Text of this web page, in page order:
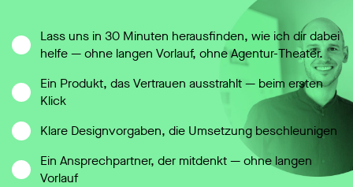
Lass uns in 30 Minuten herausfinden, wie ich dir dabei
helfe — ohne langen Vorlauf, ohne Agentur-Theater.
Ein Produkt, das Vertrauen ausstrahlt — beim ersten
Klick
Klare Designvorgaben, die Umsetzung beschleunigen
Ein Ansprechpartner, der mitdenkt — ohne langen
Vorlauf